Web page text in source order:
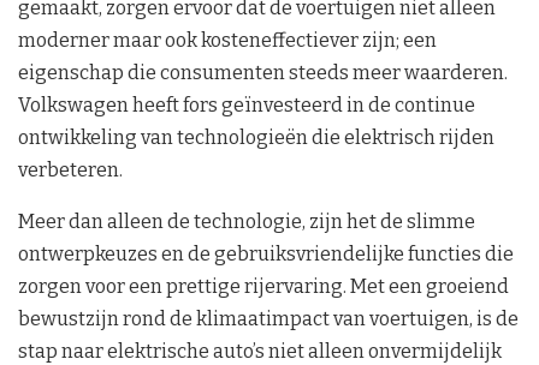
gemaakt, zorgen ervoor dat de voertuigen niet alleen
moderner maar ook kosteneffectiever zijn; een
eigenschap die consumenten steeds meer waarderen.
Volkswagen heeft fors geïnvesteerd in de continue
ontwikkeling van technologieën die elektrisch rijden
verbeteren.
Meer dan alleen de technologie, zijn het de slimme
ontwerpkeuzes en de gebruiksvriendelijke functies die
zorgen voor een prettige rijervaring. Met een groeiend
bewustzijn rond de klimaatimpact van voertuigen, is de
stap naar elektrische auto’s niet alleen onvermijdelijk